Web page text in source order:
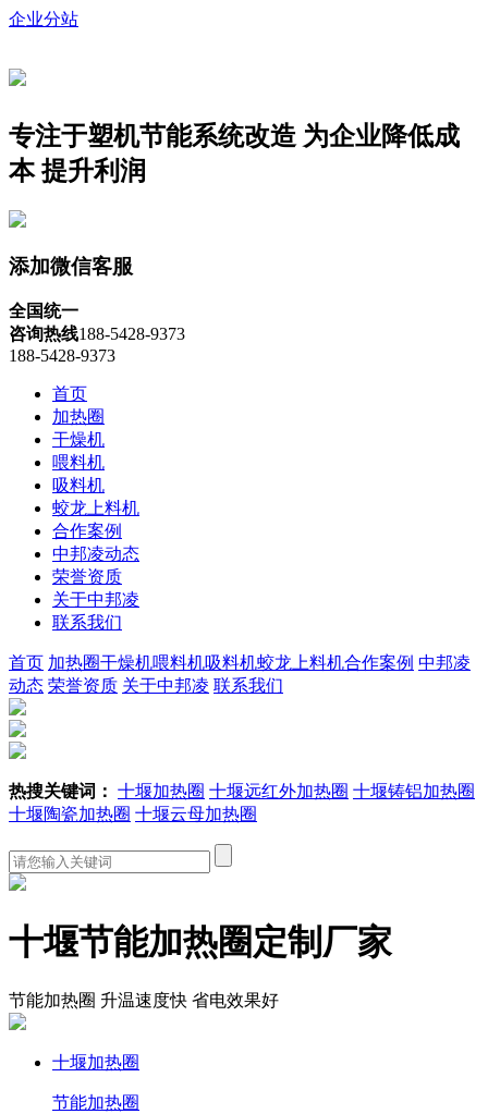
企业分站
专注于塑机节能系统改造 为企业降低成
本 提升利润
添加微信客服
全国统一
咨询热线188-5428-9373
188-5428-9373
首页
加热圈
干燥机
喂料机
吸料机
蛟龙上料机
合作案例
中邦凌动态
荣誉资质
关于中邦凌
联系我们
首页 加热圈干燥机喂料机吸料机蛟龙上料机合作案例 中邦凌
动态 荣誉资质 关于中邦凌 联系我们
热搜关键词： 十堰加热圈 十堰远红外加热圈 十堰铸铝加热圈
十堰陶瓷加热圈 十堰云母加热圈
十堰节能加热圈定制厂家
节能加热圈 升温速度快 省电效果好
十堰加热圈
节能加热圈